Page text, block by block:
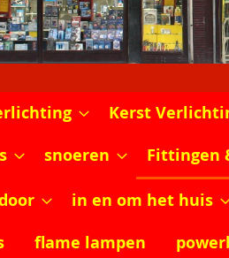
Kerst
snoeren Fittingen
in en om het huis
flame lampen